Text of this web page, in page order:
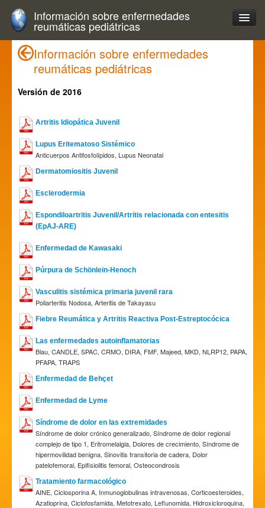
Información sobre enfermedades
reumáticas pediátricas
Información sobre enfermedades
reumáticas pediátricas
Versión de 2016
Artritis Idiopática Juvenil
Lupus Eritematoso Sistémico
Anticuerpos Antifosfolípidos, Lupus Neonatal
Dermatomiositis Juvenil
Esclerodermia
Espondiloartritis Juvenil/Artritis relacionada con entesitis
(EpAJ-ARE)
Enfermedad de Kawasaki
Púrpura de Schönlein-Henoch
Vasculitis sistémica primaria juvenil rara
Poliarteritis Nodosa, Arteritis de Takayasu
Fiebre Reumática y Artritis Reactiva Post-Estreptocócica
Las enfermedades autoinflamatorias
Blau, CANDLE, SPAC, CRMO, DIRA, FMF, Majeed, MKD, NLRP12, PAPA,
PFAPA, TRAPS
Enfermedad de Behçet
Enfermedad de Lyme
Síndrome de dolor en las extremidades
Síndrome de dolor crónico generalizado, Síndrome de dolor regional
complejo de tipo 1, Eritromelalgia, Dolores de crecimiento, Síndrome de
hipermovilidad benigna, Sinovitis transitoria de cadera, Dolor
patelofemoral, Epifisiolitis femoral, Osteocondrosis
Tratamiento farmacológico
AINE, Ciclosporina A, Inmunoglobulinas intravenosas, Corticoesteroides,
Azatioprina, Ciclofosfamida, Metotrexato, Leflunomida, Hidroxicloroquina,